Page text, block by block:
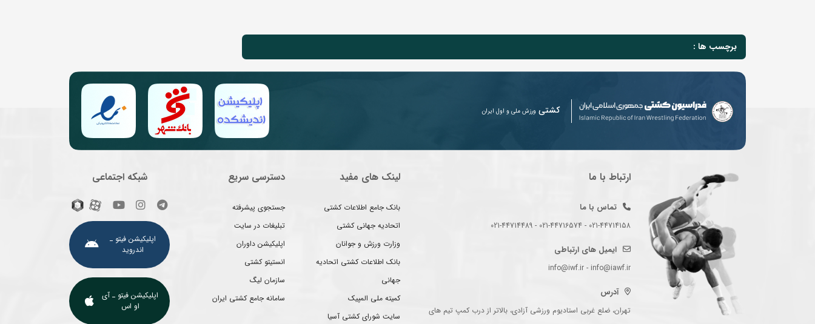
برچسب ها :
کشتی ورزش ملی و اول ایران
ارتباط با ما
تماس با ما
021-44714158 - 021-44716574 - 021-44714489
ایمیل های ارتباطی
info@iwf.ir - info@iawf.ir
آدرس
تهران، ضلع غربی استادیوم ورزشی آزادی، بالاتر از درب کمپ تیم های
لینک های مفید
بانک جامع اطلاعات کشتی
اتحادیه جهانی کشتی
وزارت ورزش و جوانان
بانک اطلاعات کشتی اتحادیه
جهانی
کمیته ملی المپیک
سایت شورای کشتی آسیا
دسترسی سریع
جستجوی پیشرفته
تبلیغات در سایت
اپلیکیشن داوران
انستیتو کشتی
سازمان لیگ
سامانه جامع کشتی ایران
شبکه اجتماعی
اپلیکیشن فیتو ـ
اندروید
اپلیکیشن فیتو ـ آی
او اس